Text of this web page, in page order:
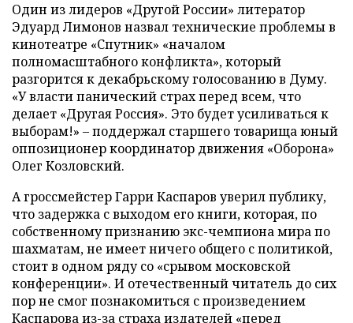
Один из лидеров «Другой России» литератор
Эдуард Лимонов назвал технические проблемы в
кинотеатре «Спутник» «началом
полномасштабного конфликта», который
разгорится к декабрьскому голосованию в Думу.
«У власти панический страх перед всем, что
делает «Другая Россия». Это будет усиливаться к
выборам!» – поддержал старшего товарища юный
оппозиционер координатор движения «Оборона»
Олег Козловский.
А гроссмейстер Гарри Каспаров уверил публику,
что задержка с выходом его книги, которая, по
собственному признанию экс-чемпиона мира по
шахматам, не имеет ничего общего с политикой,
стоит в одном ряду со «срывом московской
конференции». И отечественный читатель до сих
пор не смог познакомиться с произведением
Каспарова из-за страха издателей «перед